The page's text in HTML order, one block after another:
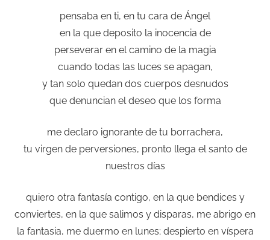
pensaba en ti, en tu cara de Ángel
en la que deposito la inocencia de
perseverar en el camino de la magia
cuando todas las luces se apagan,
y tan solo quedan dos cuerpos desnudos
que denuncian el deseo que los forma
me declaro ignorante de tu borrachera,
tu virgen de perversiones, pronto llega el santo de
nuestros días
quiero otra fantasía contigo, en la que bendices y
conviertes, en la que salimos y disparas, me abrigo en
la fantasia, me duermo en lunes; despierto en víspera